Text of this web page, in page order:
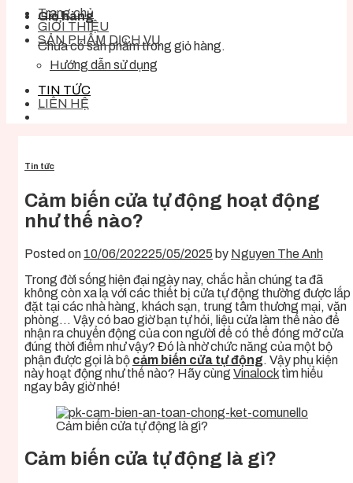
Giỏ hàng
Chưa có sản phẩm trong giỏ hàng.
Trang chủ
GIỚI THIỆU
SẢN PHẨM DỊCH VỤ
Hướng dẫn sử dụng
TIN TỨC
LIÊN HỆ
Tin tức
Cảm biến cửa tự động hoạt động
như thế nào?
Posted on 10/06/202225/05/2025 by Nguyen The Anh
Trong đời sống hiện đại ngày nay, chắc hẳn chúng ta đã
không còn xa lạ với các thiết bị cửa tự động thường được lắp
đặt tại các nhà hàng, khách sạn, trung tâm thương mại, văn
phòng… Vậy có bao giờ bạn tự hỏi, liệu cửa làm thế nào để
nhận ra chuyển động của con người để có thể đóng mở cửa
đúng thời điểm như vậy? Đó là nhờ chức năng của một bộ
phận được gọi là bộ cảm biến cửa tự động. Vậy phụ kiện
này hoạt động như thế nào? Hãy cùng Vinalock tìm hiểu
ngay bây giờ nhé!
Cảm biến cửa tự động là gì?
Cảm biến cửa tự động là gì?